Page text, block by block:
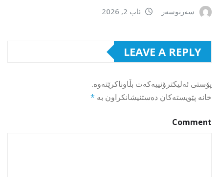
سەرنوسەر ئاب 2, 2026
LEAVE A REPLY
پۆستی ئەلیکترۆنییەکەت بڵاوناکرێتەوە.
خانە پێویستەکان دەستنیشانکراون بە *
Comment